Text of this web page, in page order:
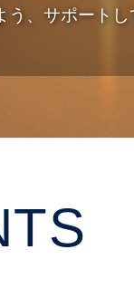
う、サポート